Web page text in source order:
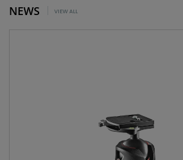
NEWS VIEW ALL